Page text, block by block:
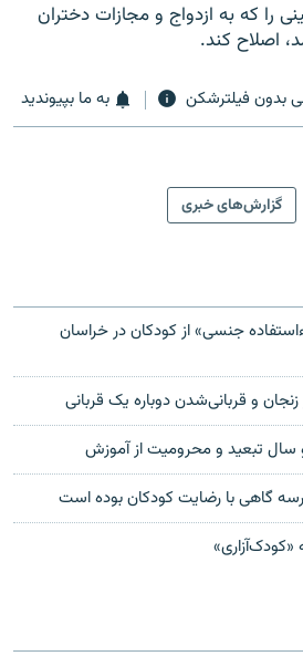
را که به ازدواج و مجازات دختران
اصلاح کند.
بدون فیلترشکن به ما بپیوندید
گزارش‌های خبری
جنسی» از کودکان در خراسان
سال تبعید و محرومیت از آموزش
گاهی با رضایت کودکان بوده است
«کودک‌آزاری»